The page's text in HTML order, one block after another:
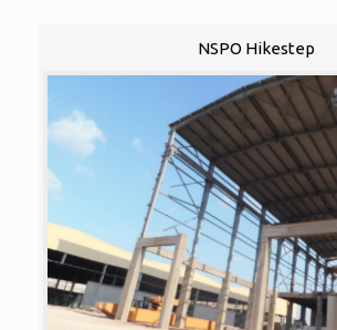
NSPO Hikestep